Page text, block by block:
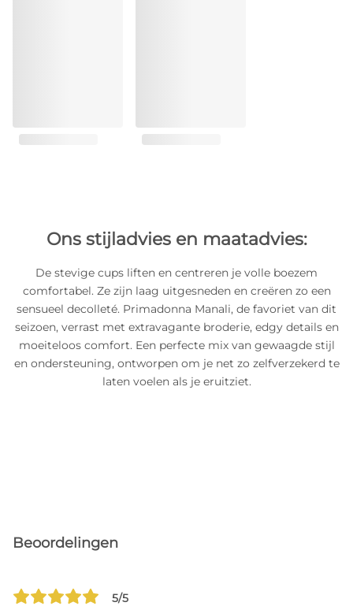
Ons stijladvies en maatadvies:
De stevige cups liften en centreren je volle boezem
comfortabel. Ze zijn laag uitgesneden en creëren zo een
sensueel decolleté. Primadonna Manali, de favoriet van dit
seizoen, verrast met extravagante broderie, edgy details en
moeiteloos comfort. Een perfecte mix van gewaagde stijl
en ondersteuning, ontworpen om je net zo zelfverzekerd te
laten voelen als je eruitziet.
Beoordelingen
5/5